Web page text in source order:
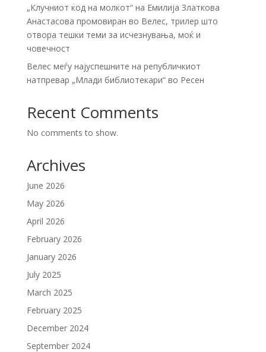
„Клучниот код на молкот“ на Емилија Златкова
Анастасова промовиран во Велес, трилер што
отвора тешки теми за исчезнувања, моќ и
човечност
Велес меѓу најуспешните на републичкиот
натпревар „Млади библиотекари“ во Ресен
Recent Comments
No comments to show.
Archives
June 2026
May 2026
April 2026
February 2026
January 2026
July 2025
March 2025
February 2025
December 2024
September 2024